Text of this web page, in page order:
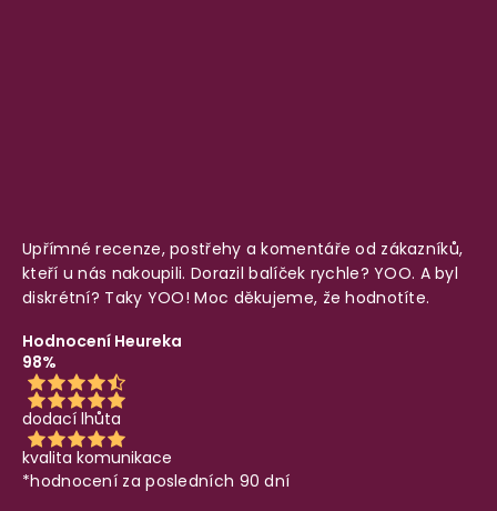
Upřímné recenze, postřehy a komentáře od zákazníků,
kteří u nás nakoupili. Dorazil balíček rychle? YOO. A byl
diskrétní? Taky YOO! Moc děkujeme, že hodnotíte.
Hodnocení Heureka
98%
dodací lhůta
kvalita komunikace
*hodnocení za posledních 90 dní